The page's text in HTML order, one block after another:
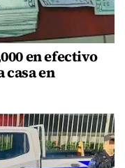
en efectivo
en